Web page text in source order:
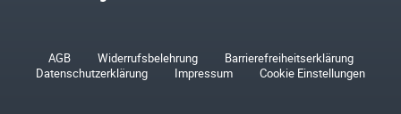
AGB Widerrufsbelehrung
Barrierefreiheitserklärung
Datenschutzerklärung
Impressum Cookie Einstellungen